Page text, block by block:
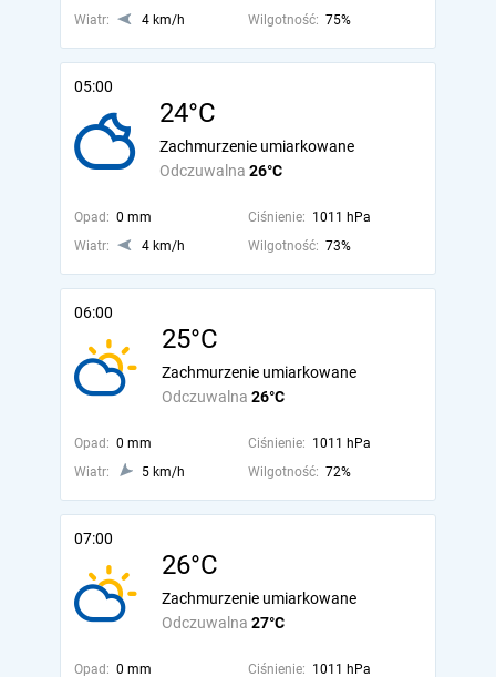
Wiatr:
4 km/h Wilgotność: 75%
05:00
24°C
Odczuwalna 26°C
Zachmurzenie umiarkowane
Opad: 0 mm Ciśnienie: 1011 hPa
Wiatr:
4 km/h Wilgotność: 73%
06:00
25°C
Odczuwalna 26°C
Zachmurzenie umiarkowane
Opad: 0 mm Ciśnienie: 1011 hPa
Wiatr:
5 km/h Wilgotność: 72%
07:00
26°C
Odczuwalna 27°C
Zachmurzenie umiarkowane
Opad: 0 mm Ciśnienie: 1011 hPa